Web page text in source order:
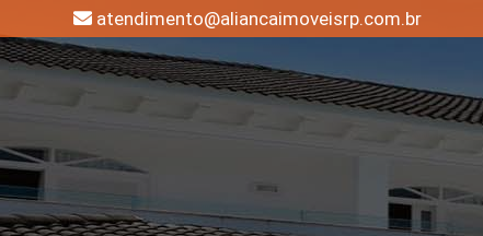
atendimento@aliancaimoveisrp.com.br